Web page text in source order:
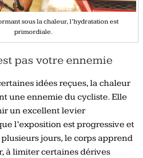
sous la chaleur, l’hydratation est
primordiale.
pas votre ennemie
idées reçues, la chaleur
une ennemie du cycliste. Elle
un excellent levier
l’exposition est progressive et
jours, le corps apprend
à limiter certaines dérives